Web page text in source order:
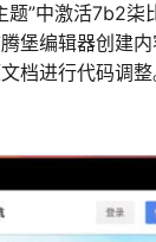
”中激活7b2柒
堡编辑器创建
档进行代码调整